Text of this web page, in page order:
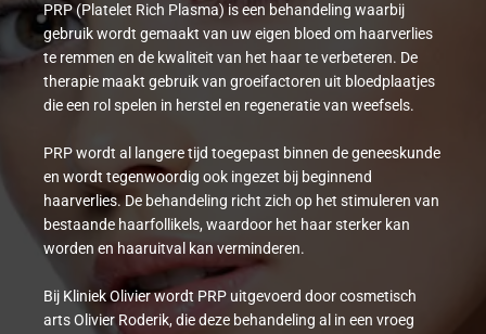
PRP (Platelet Rich Plasma) is een behandeling waarbij
gebruik wordt gemaakt van uw eigen bloed om haarverlies
te remmen en de kwaliteit van het haar te verbeteren. De
therapie maakt gebruik van groeifactoren uit bloedplaatjes
die een rol spelen in herstel en regeneratie van weefsels.
PRP wordt al langere tijd toegepast binnen de geneeskunde
en wordt tegenwoordig ook ingezet bij beginnend
haarverlies. De behandeling richt zich op het stimuleren van
bestaande haarfollikels, waardoor het haar sterker kan
worden en haaruitval kan verminderen.
Bij Kliniek Olivier wordt PRP uitgevoerd door cosmetisch
arts Olivier Roderik, die deze behandeling al in een vroeg